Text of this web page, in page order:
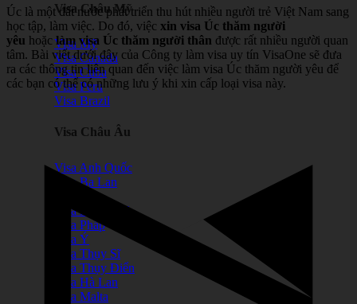
Visa Châu Mỹ
Visa Mỹ
Visa Canada
Visa Cuba
Visa Peru
Visa Brazil
Visa Châu Âu
Visa Anh Quốc
Visa Ba Lan
Visa Đan Mạch
Visa Pháp
Visa Ý
Visa Thụy Sĩ
Visa Thụy Điển
Visa Hà Lan
Visa Malta
Úc là một đất nước phát triển thu hút nhiều người trẻ Việt Nam sang
học tập, làm việc. Do đó, việc xin visa Úc thăm người
yêu hoặclàm visa Úc thăm người thân được rất nhiều người quan
tâm. Bài viết dưới đây của Công ty làm visa uy tín VisaOne sẽ đưa
ra các thông tin liên quan đến việc làm visa Úc thăm người yêu để
các bạn có thể có những lưu ý khi xin cấp loại visa này.